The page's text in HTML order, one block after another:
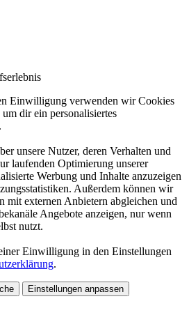
Einwilligung verwenden wir Cookies
dir ein personalisiertes
unsere Nutzer, deren Verhalten und
laufenden Optimierung unserer
Werbung und Inhalte anzuzeigen
Außerdem können wir
mit externen Anbietern abgleichen und
Angebote anzeigen, nur wenn
nutzt.
Einwilligung in den Einstellungen
.
Einstellungen anpassen